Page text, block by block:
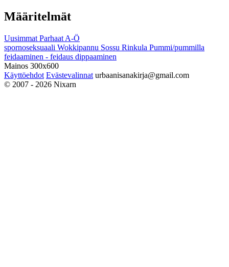
Määritelmät
Uusimmat Parhaat A-Ö
spornoseksuaali Wokkipannu Sossu Rinkula Pummi/pummilla
feidaaminen - feidaus dippaaminen
Mainos 300x600
Käyttöehdot Evästevalinnat urbaanisanakirja@gmail.com
© 2007 - 2026 Nixarn